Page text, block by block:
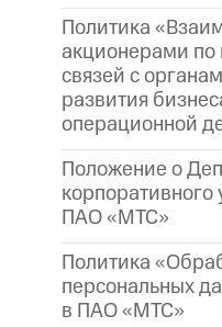
Политика
акционерами по
связей с
развития
операционной
Положение о
корпоративного
ПАО «МТС»
Политика
персональных
в ПАО «МТС»